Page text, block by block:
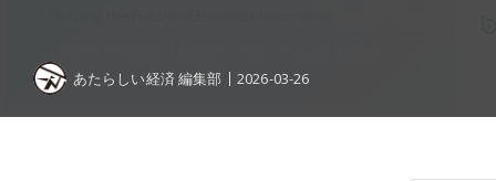
あたらしい経済 編集部 2026-03-26